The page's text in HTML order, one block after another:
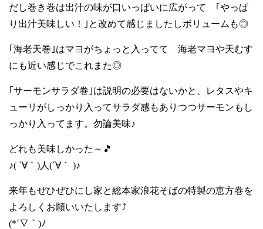
だし巻き巻は出汁の味が口いっぱいに広がって ｢やっぱ
り出汁美味しい！｣と改めて感じましたしボリュームも◎
｢海老天巻｣はマヨがちょっと入ってて 海老マヨや天むす
にも近い感じでこれまた◎
｢サーモンサラダ巻｣は説明の必要はないかと、レタスやキ
ューリがしっかり入ってサラダ感もありつつサーモンもし
っかり入ってます。勿論美味♪
どれも美味しかった～🎵
♪( ´∀｀)人(´∀｀ )♪
来年もぜひぜひにし家と総本家浪花そばの特製の恵方巻を
よろしくお願いいたします⤴️
(*´∇｀)ﾉ